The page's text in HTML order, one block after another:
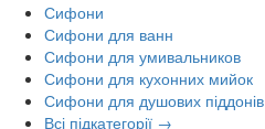
Сифони
Сифони для ванн
Сифони для умивальников
Сифони для кухонних мийок
Сифони для душових піддонів
Всі підкатегорії →